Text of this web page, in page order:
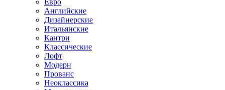
Евро
Английские
Дизайнерские
Итальянские
Кантри
Классические
Лофт
Модерн
Прованс
Неоклассика